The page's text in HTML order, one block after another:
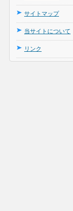
サイトマップ
当サイトについて
リンク